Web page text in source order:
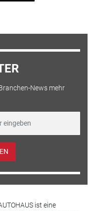
News mehr
ist eine